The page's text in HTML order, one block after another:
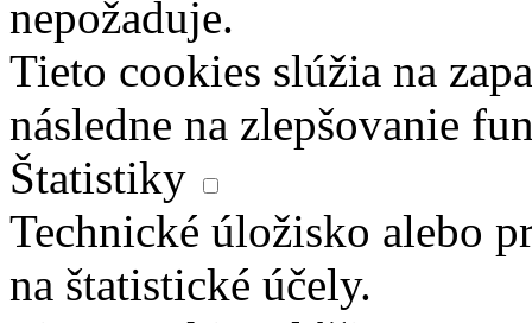
nepožaduje.
Tieto cookies slúžia na
následne na zlepšovanie
Štatistiky
Technické úložisko alebo
na štatistické účely.